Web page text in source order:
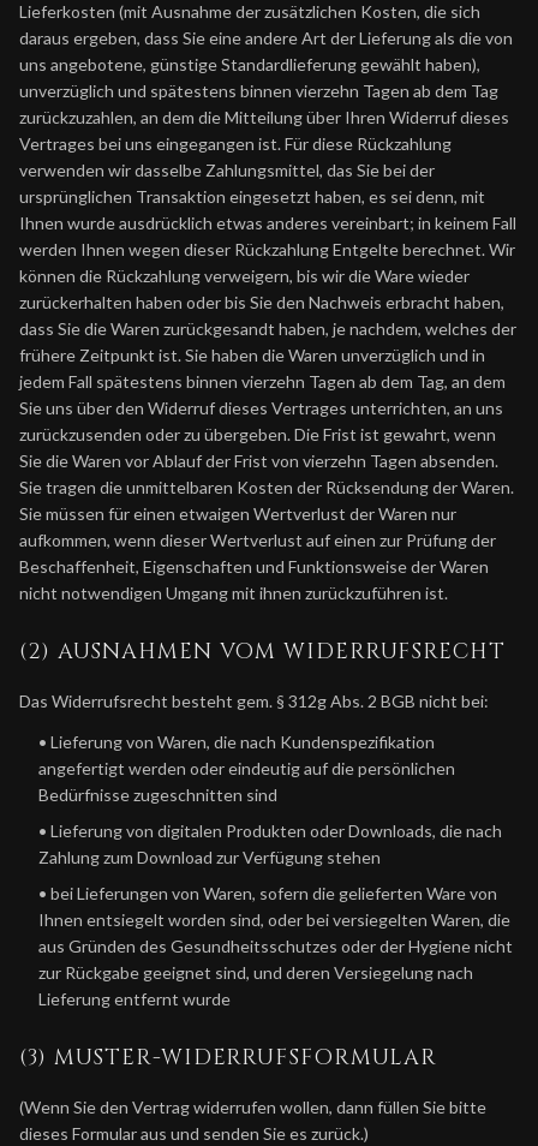
Lieferkosten (mit Ausnahme der zusätzlichen Kosten, die sich
daraus ergeben, dass Sie eine andere Art der Lieferung als die von
uns angebotene, günstige Standardlieferung gewählt haben),
unverzüglich und spätestens binnen vierzehn Tagen ab dem Tag
zurückzuzahlen, an dem die Mitteilung über Ihren Widerruf dieses
Vertrages bei uns eingegangen ist. Für diese Rückzahlung
verwenden wir dasselbe Zahlungsmittel, das Sie bei der
ursprünglichen Transaktion eingesetzt haben, es sei denn, mit
Ihnen wurde ausdrücklich etwas anderes vereinbart; in keinem Fall
werden Ihnen wegen dieser Rückzahlung Entgelte berechnet. Wir
können die Rückzahlung verweigern, bis wir die Ware wieder
zurückerhalten haben oder bis Sie den Nachweis erbracht haben,
dass Sie die Waren zurückgesandt haben, je nachdem, welches der
frühere Zeitpunkt ist. Sie haben die Waren unverzüglich und in
jedem Fall spätestens binnen vierzehn Tagen ab dem Tag, an dem
Sie uns über den Widerruf dieses Vertrages unterrichten, an uns
zurückzusenden oder zu übergeben. Die Frist ist gewahrt, wenn
Sie die Waren vor Ablauf der Frist von vierzehn Tagen absenden.
Sie tragen die unmittelbaren Kosten der Rücksendung der Waren.
Sie müssen für einen etwaigen Wertverlust der Waren nur
aufkommen, wenn dieser Wertverlust auf einen zur Prüfung der
Beschaffenheit, Eigenschaften und Funktionsweise der Waren
nicht notwendigen Umgang mit ihnen zurückzuführen ist.
(2) AUSNAHMEN VOM WIDERRUFSRECHT
Das Widerrufsrecht besteht gem. § 312g Abs. 2 BGB nicht bei:
• Lieferung von Waren, die nach Kundenspezifikation
angefertigt werden oder eindeutig auf die persönlichen
Bedürfnisse zugeschnitten sind
• Lieferung von digitalen Produkten oder Downloads, die nach
Zahlung zum Download zur Verfügung stehen
• bei Lieferungen von Waren, sofern die gelieferten Ware von
Ihnen entsiegelt worden sind, oder bei versiegelten Waren, die
aus Gründen des Gesundheitsschutzes oder der Hygiene nicht
zur Rückgabe geeignet sind, und deren Versiegelung nach
Lieferung entfernt wurde
(3) MUSTER-WIDERRUFSFORMULAR
(Wenn Sie den Vertrag widerrufen wollen, dann füllen Sie bitte
dieses Formular aus und senden Sie es zurück.)